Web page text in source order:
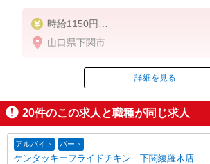
時給1150円
※22:00〜翌5:00：時給1438円
※高校生時給1070円
土日祝は1時間当たり＋100円
■特別手当
早朝手当（5:00〜8:00）時給＋150円
山口県下関市
掲載期間終了
詳細を見る
20件のこの求人と職種が同じ求人
アルバイト パート
ケンタッキーフライドチキン 下関綾羅木店